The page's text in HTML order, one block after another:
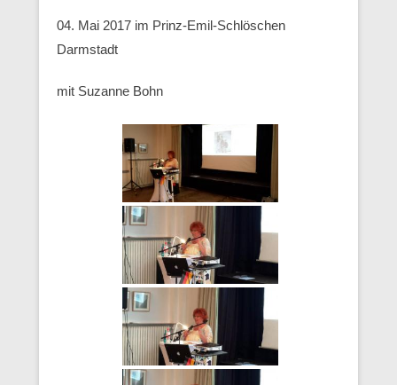
04. Mai 2017 im Prinz-Emil-Schlöschen
Darmstadt
mit Suzanne Bohn